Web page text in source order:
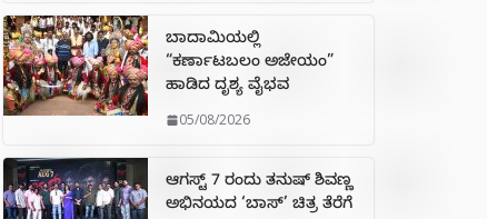
ಬಾದಾಮಿಯಲ್ಲಿ
“ಕರ್ಣಾಟಬಲಂ ಅಜೇಯಂ”
ಹಾಡಿದ ದೃಶ್ಯ ವೈಭವ
05/08/2026
ಆಗಸ್ಟ್ 7 ರಂದು ತನುಷ್ ಶಿವಣ್ಣ
ಅಭಿನಯದ ‘ಬಾಸ್’ ಚಿತ್ರ ತೆರೆಗೆ